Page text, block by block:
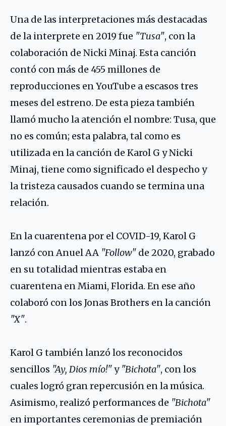
Una de las interpretaciones más destacadas
de la interprete en 2019 fue "Tusa", con la
colaboración de Nicki Minaj. Esta canción
contó con más de 455 millones de
reproducciones en YouTube a escasos tres
meses del estreno. De esta pieza también
llamó mucho la atención el nombre: Tusa, que
no es común; esta palabra, tal como es
utilizada en la canción de Karol G y Nicki
Minaj, tiene como significado el despecho y
la tristeza causados cuando se termina una
relación.
En la cuarentena por el COVID-19, Karol G
lanzó con Anuel AA "Follow" de 2020, grabado
en su totalidad mientras estaba en
cuarentena en Miami, Florida. En ese año
colaboró con los Jonas Brothers en la canción
"X".
Karol G también lanzó los reconocidos
sencillos "Ay, Dios mío!"y "Bichota", con los
cuales logró gran repercusión en la música.
Asimismo, realizó performances de "Bichota"
en importantes ceremonias de premiación